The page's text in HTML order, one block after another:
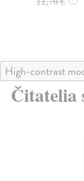
High-contrast
Čitatelia